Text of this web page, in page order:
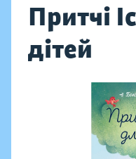
Притчі
дітей